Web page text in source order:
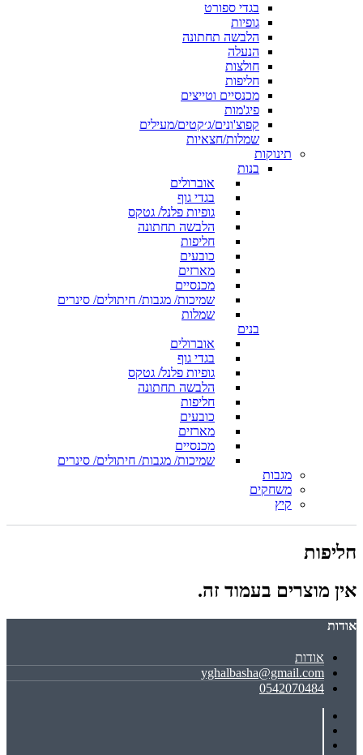
בגדי ספורט
גופיות
הלבשה תחתונה
הנעלה
חולצות
חליפות
מכנסיים וטייצים
פיג'מות
קפוצ'ונים/ג׳קטים/מעילים
שמלות/חצאיות
תינוקות
בנות
אוברולים
בגדי גוף
גופיות פלנל/ גטקס
הלבשה תחתונה
חליפות
כובעים
מארזים
מכנסיים
שמיכות/ מגבות/ חיתולים/ סינרים
שמלות
בנים
אוברולים
בגדי גוף
גופיות פלנל/ גטקס
הלבשה תחתונה
חליפות
כובעים
מארזים
מכנסיים
שמיכות/ מגבות/ חיתולים/ סינרים
מגבות
משחקים
קיץ
חליפות
אין מוצרים בעמוד זה.
אודות
אודות
yghalbasha@gmail.com
0542070484